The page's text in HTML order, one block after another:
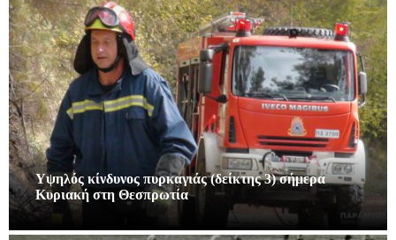
Υψηλός κίνδυνος πυρκαγιάς (δείκτης 3) σήμερα
Κυριακή στη Θεσπρωτία